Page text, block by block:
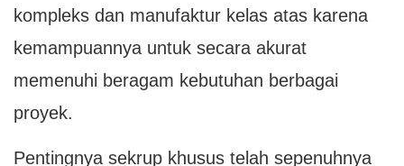
kompleks dan manufaktur kelas atas karena
kemampuannya untuk secara akurat
memenuhi beragam kebutuhan berbagai
proyek.
Pentingnya sekrup khusus telah sepenuhnya